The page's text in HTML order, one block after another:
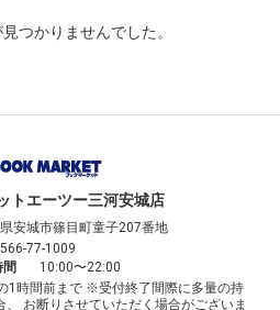
つかりませんでした。
トエーツー三河安城店
安城市篠目町童子207番地
77-1009
間
10:00〜22:00
1時間前まで ※受付終了間際に多量の持
、 お断りさせていただく場合がございま